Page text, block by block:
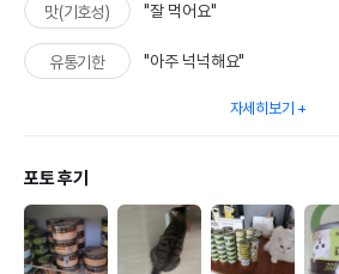
맛(기호성) "잘 먹어요"
유통기한 "아주 넉넉해요"
자세히보기
포토 후기